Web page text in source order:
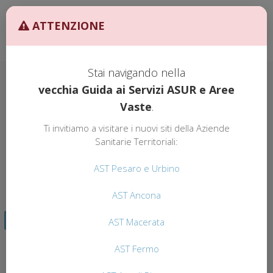
AST
GUIDA AI SERVIZI
CENTRI PRIVATI
TORNA INDIETRO
ATTENZIONE
Stai navigando nella
vecchia Guida ai Servizi ASUR e Aree
Vaste.
Ti invitiamo a visitare i nuovi siti della Aziende
Sanitarie Territoriali:
AST Pesaro e Urbino
AST Ancona
AST Macerata
AST Fermo